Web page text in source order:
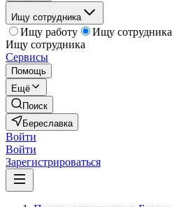
Ищу сотрудника
Ищу работу
Ищу сотрудника
Ищу сотрудника
Сервисы
Помощь
Ещё
Поиск
Береславка
Войти
Войти
Зарегистрироваться